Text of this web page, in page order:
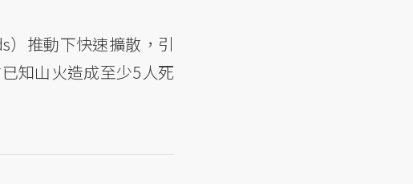
）推動下快速擴散，引
知山火造成至少5人死